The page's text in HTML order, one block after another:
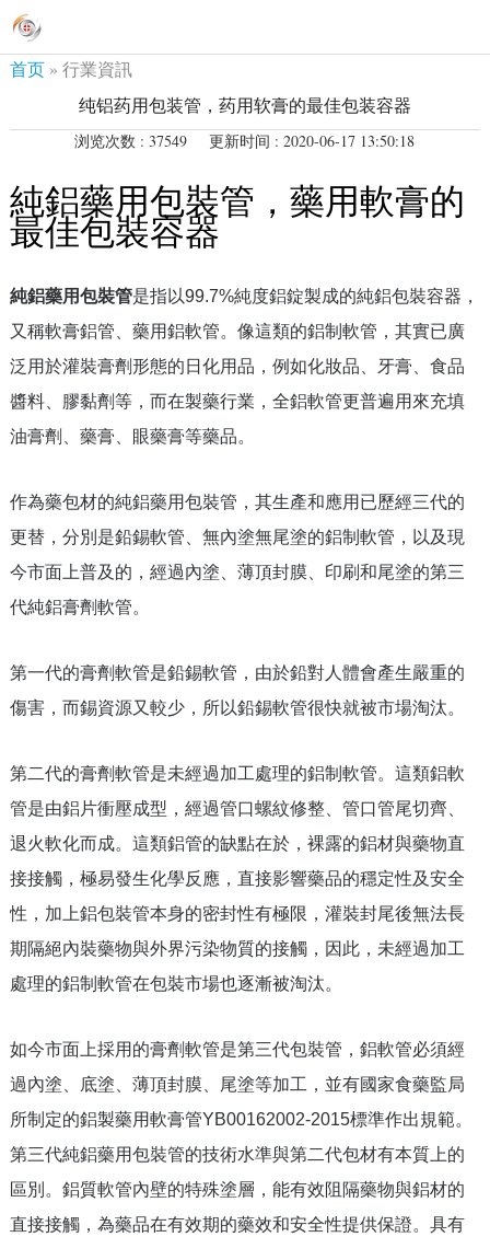
首页» 行業資訊
纯铝药用包装管，药用软膏的最佳包装容器
浏览次数 : 37549 更新时间 : 2020-06-17 13:50:18
純鋁藥用包裝管，藥用軟膏的
最佳包裝容器
純鋁藥用包裝管是指以99.7%純度鋁錠製成的純鋁包裝容器，
又稱軟膏鋁管、藥用鋁軟管。像這類的鋁制軟管，其實已廣
泛用於灌裝膏劑形態的日化用品，例如化妝品、牙膏、食品
醬料、膠黏劑等，而在製藥行業，全鋁軟管更普遍用來充填
油膏劑、藥膏、眼藥膏等藥品。
作為藥包材的純鋁藥用包裝管，其生產和應用已歷經三代的
更替，分別是鉛錫軟管、無內塗無尾塗的鋁制軟管，以及現
今市面上普及的，經過內塗、薄頂封膜、印刷和尾塗的第三
代純鋁膏劑軟管。
第一代的膏劑軟管是鉛錫軟管，由於鉛對人體會產生嚴重的
傷害，而錫資源又較少，所以鉛錫軟管很快就被市場淘汰。
第二代的膏劑軟管是未經過加工處理的鋁制軟管。這類鋁軟
管是由鋁片衝壓成型，經過管口螺紋修整、管口管尾切齊、
退火軟化而成。這類鋁管的缺點在於，裸露的鋁材與藥物直
接接觸，極易發生化學反應，直接影響藥品的穩定性及安全
性，加上鋁包裝管本身的密封性有極限，灌裝封尾後無法長
期隔絕內裝藥物與外界污染物質的接觸，因此，未經過加工
處理的鋁制軟管在包裝市場也逐漸被淘汰。
如今市面上採用的膏劑軟管是第三代包裝管，鋁軟管必須經
過內塗、底塗、薄頂封膜、尾塗等加工，並有國家食藥監局
所制定的鋁製藥用軟膏管YB00162002-2015標準作出規範。
第三代純鋁藥用包裝管的技術水準與第二代包材有本質上的
區別。鋁質軟管內壁的特殊塗層，能有效阻隔藥物與鋁材的
直接接觸，為藥品在有效期的藥效和安全性提供保證。具有